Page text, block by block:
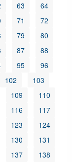
63
64
71
72
79
80
87
88
95
96
102
103
109
110
116
117
123
124
130
131
137
138